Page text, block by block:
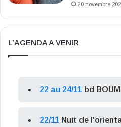
20 novembre
L’AGENDA A VENIR
22 au 24/11 bd BOUM
22/11 Nuit de